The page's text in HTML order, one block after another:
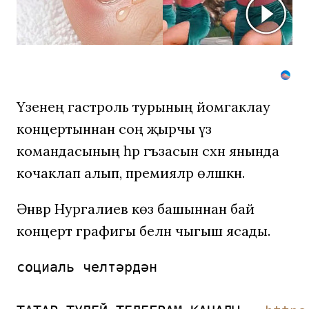
Простой
домашний
метод
Үзенең гастроль турының йомгаклау
концертыннан соң җырчы үз
командасының һәр әгъзасын сәхнә янында
кочаклап алып, премияләр өләшкән.
Әнвәр Нургалиев көз башыннан бай
концерт графигы белән чыгыш ясады.
социаль челтәрдән